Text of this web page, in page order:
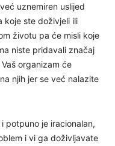
uznemiren uslijed
koje ste doživjeli ili
životu pa će misli koje
niste pridavali značaj
organizam će
njih jer se već nalazite
potpuno je iracionalan,
i vi ga doživljavate